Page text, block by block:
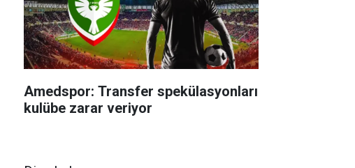
Amedspor: Transfer spekülasyonları
kulübe zarar veriyor